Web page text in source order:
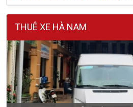
THUÊ XE HÀ NAM